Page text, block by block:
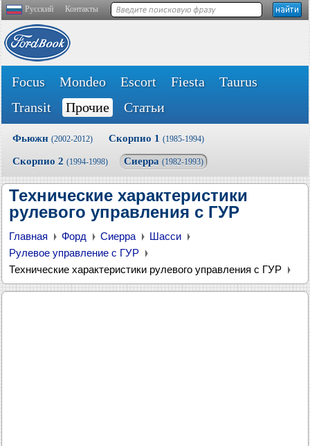
Русский Контакты
Focus Mondeo Escort Fiesta
Taurus
Transit
Прочие Статьи
Фьюжн (2002-2012) Скорпио 1 (1985-1994)
Скорпио 2 (1994-1998) Сиерра (1982-1993)
Технические характеристики
рулевого управления с ГУР
Главная Форд Сиерра
Шасси
Рулевое управление с ГУР
Технические характеристики рулевого управления с ГУР